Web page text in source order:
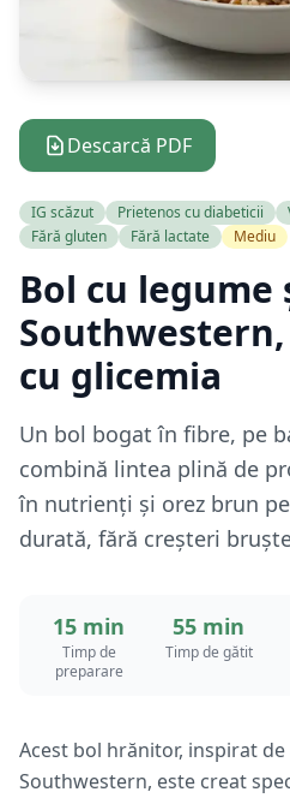
Descarcă PDF
IG scăzut Prietenos cu diabeticii
Fără gluten
Fără lactate Mediu
Bol cu
cu glicemia
Un bol bogat în fibre, pe
combină lintea plină de
în nutrienți și orez brun
durată, fără creșteri
15 min
Timp de
preparare
55 min
Timp de gătit
Acest bol hrănitor, inspirat
Southwestern, este creat